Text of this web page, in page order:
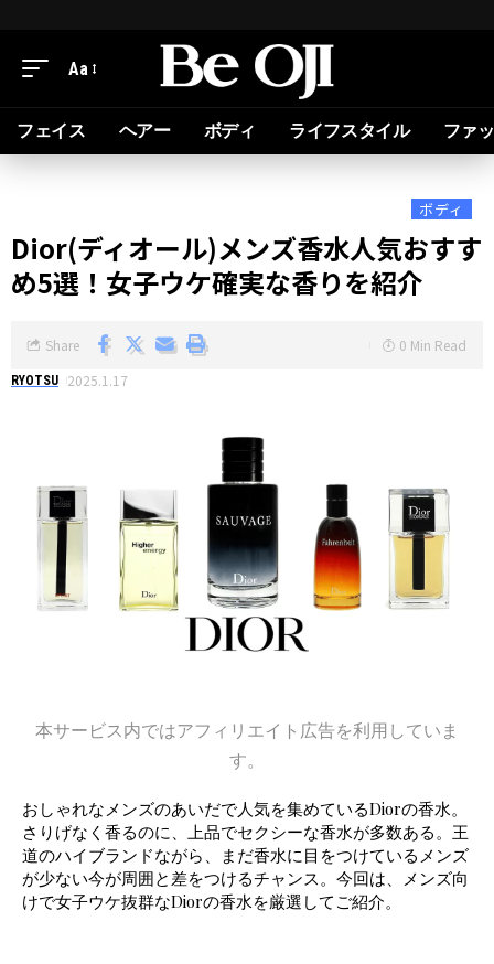
Aa
フェイス ヘアー ボディ ライフスタイル ファ
ボディ
Dior(ディオール)メンズ香水人気おすす
め5選！女子ウケ確実な香りを紹介
RYOTSU 2025.1.17
Share 0 Min Read
本サービス内ではアフィリエイト広告を利用していま
す。
おしゃれなメンズのあいだで人気を集めているDiorの香水。
さりげなく香るのに、上品でセクシーな香水が多数ある。王
道のハイブランドながら、まだ香水に目をつけているメンズ
が少ない今が周囲と差をつけるチャンス。今回は、メンズ向
けで女子ウケ抜群なDiorの香水を厳選してご紹介。